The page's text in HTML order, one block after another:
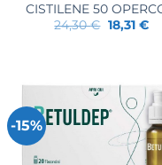
CISTILENE 50
24,30€ Il
prezzo
18,31 €Il
-15%